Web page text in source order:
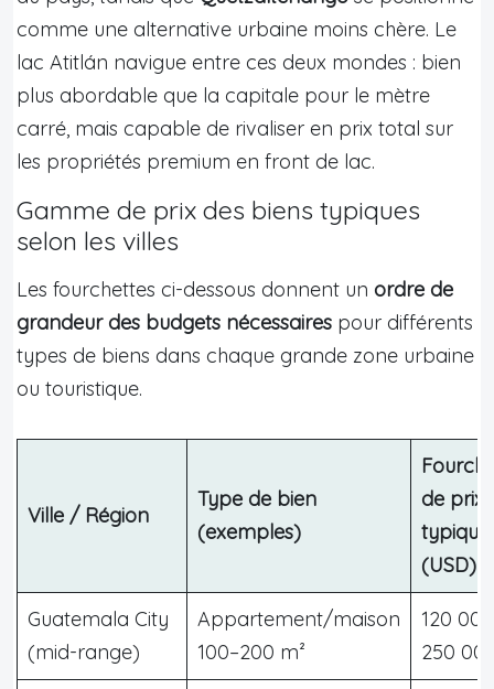
comme une alternative urbaine moins chère. Le
lac Atitlán navigue entre ces deux mondes : bien
plus abordable que la capitale pour le mètre
carré, mais capable de rivaliser en prix total sur
les propriétés premium en front de lac.
Gamme de prix des biens typiques
selon les villes
Les fourchettes ci-dessous donnent un ordre de
grandeur des budgets nécessaires pour différents
types de biens dans chaque grande zone urbaine
ou touristique.
Ville / Région
Type de bien
(exemples)
de prix
typique
(USD)
Guatemala City
(mid-range)
Appartement/maison
100–200 m²
120
250